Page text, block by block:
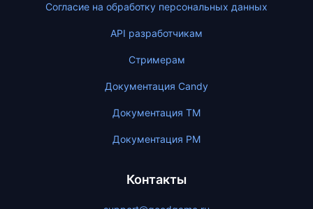
Согласие на обработку персональных данных
API разработчикам
Стримерам
Документация Candy
Документация ТМ
Документация PM
Контакты